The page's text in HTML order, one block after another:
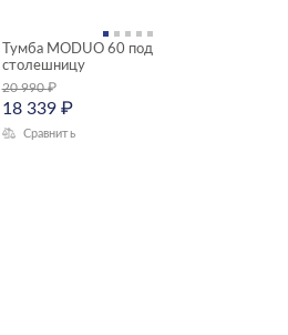
Тумба MODUO 60 под
столешницу
20 990₽
18 339 ₽
Сравнить